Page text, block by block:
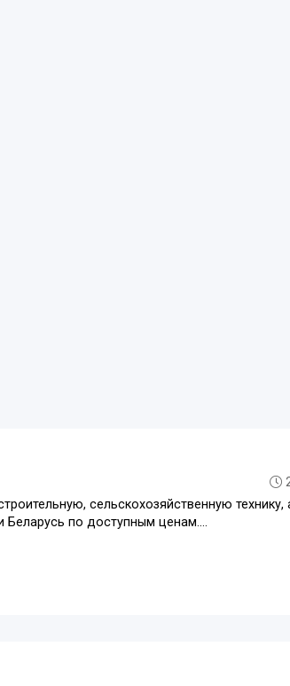
сельскохозяйственную технику,
Беларусь по доступным ценам....